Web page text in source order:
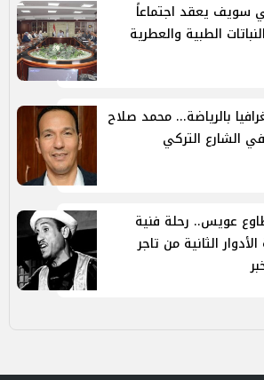
سويف يعقد اجتماعاً
الطبية والعطرية
بالرياضة... محمد صلاح
الشارع التركي
عويس.. رحلة فنية
الثانية من تاجر